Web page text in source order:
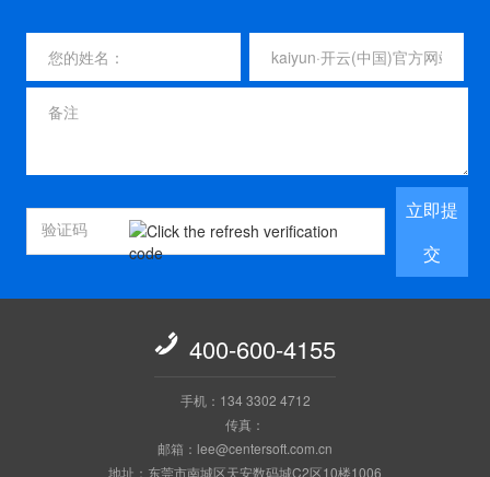
立即提
交
 400-600-4155
手机：134 3302 4712
传真：
邮箱：lee@centersoft.com.cn
地址：东莞市南城区天安数码城C2区10楼1006